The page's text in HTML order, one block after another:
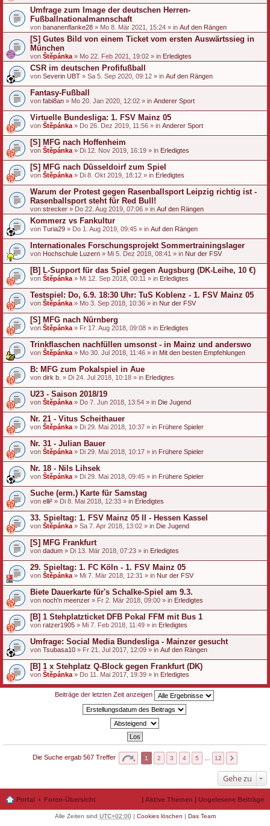
Umfrage zum Image der deutschen Herren-
Fußballnationalmannschaft
von bananenflanke28 » Mo 8. Mär 2021, 15:24 » in Auf den Rängen
[S] Gutes Bild von einem Ticket vom ersten Auswärtssieg in
München
von Štěpánka » Mo 22. Feb 2021, 19:02 » in Erledigtes
CSR im deutschen Profifußball
von Severin UBT » Sa 5. Sep 2020, 09:12 » in Auf den Rängen
Fantasy-Fußball
von fabi8an » Mo 20. Jan 2020, 12:02 » in Anderer Sport
Virtuelle Bundesliga: 1. FSV Mainz 05
von Štěpánka » Do 26. Dez 2019, 11:56 » in Anderer Sport
[S] MFG nach Hoffenheim
von Štěpánka » Di 12. Nov 2019, 16:19 » in Erledigtes
[S] MFG nach Düsseldoirf zum Spiel
von Štěpánka » Di 8. Okt 2019, 18:12 » in Erledigtes
Warum der Protest gegen Rasenballsport Leipzig richtig ist -
Rasenballsport steht für Red Bull!
von strecker » Do 22. Aug 2019, 07:06 » in Auf den Rängen
Kommerz vs Fankultur
von Turia29 » Do 1. Aug 2019, 09:45 » in Auf den Rängen
Internationales Forschungsprojekt Sommertrainingslager
von Hochschule Luzern » Mi 5. Dez 2018, 08:41 » in Nur der FSV
[B] L-Support für das Spiel gegen Augsburg (DK-Leihe, 10 €)
von Štěpánka » Mi 12. Sep 2018, 00:11 » in Erledigtes
Testspiel: Do, 6.9. 18:30 Uhr: TuS Koblenz - 1. FSV Mainz 05
von Štěpánka » Mo 3. Sep 2018, 10:36 » in Nur der FSV
[S] MFG nach Nürnberg
von Štěpánka » Fr 17. Aug 2018, 09:08 » in Erledigtes
Trinkflaschen nachfüllen umsonst - in Mainz und anderswo
von Štěpánka » Mo 30. Jul 2018, 11:46 » in Mit den besten Empfehlungen
B: MFG zum Pokalspiel in Aue
von dirk b. » Di 24. Jul 2018, 10:18 » in Erledigtes
U23 - Saison 2018/19
von Štěpánka » Do 7. Jun 2018, 13:54 » in Die Jugend
Nr. 21 - Vitus Scheithauer
von Štěpánka » Di 29. Mai 2018, 10:37 » in Frühere Spieler
Nr. 31 - Julian Bauer
von Štěpánka » Di 29. Mai 2018, 10:17 » in Frühere Spieler
Nr. 18 - Nils Lihsek
von Štěpánka » Di 29. Mai 2018, 09:45 » in Frühere Spieler
Suche (erm.) Karte für Samstag
von elli² » Di 8. Mai 2018, 12:33 » in Erledigtes
33. Spieltag: 1. FSV Mainz 05 II - Hessen Kassel
von Štěpánka » Sa 7. Apr 2018, 13:02 » in Die Jugend
[S] MFG Frankfurt
von dadum » Di 13. Mär 2018, 07:23 » in Erledigtes
29. Spieltag: 1. FC Köln - 1. FSV Mainz 05
von Štěpánka » Mi 7. Mär 2018, 12:31 » in Nur der FSV
Biete Dauerkarte für's Schalke-Spiel am 9.3.
von noch'n meenzer » Fr 2. Mär 2018, 09:00 » in Erledigtes
[B] 1 Stehplatzticket DFB Pokal FFM mit Bus 1
von ratzer1905 » Mi 7. Feb 2018, 11:49 » in Erledigtes
Umfrage: Social Media Bundesliga - Mainzer gesucht
von Tsubasa10 » Fr 21. Jul 2017, 12:09 » in Auf den Rängen
[B] 1 x Stehplatz Q-Block gegen Frankfurt (DK)
von Štěpánka » Do 11. Mai 2017, 19:39 » in Erledigtes
Beiträge der letzten Zeit anzeigen
Die Suche ergab 567 Treffer 1 2 3 4 5 12
Gehe zu
Portal Foren-Übersicht | Aktive Themen | Ungelesene Beiträge
Alle Zeiten sind UTC+02:00| Cookies löschen | Das Team